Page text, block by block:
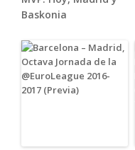
Baskonia